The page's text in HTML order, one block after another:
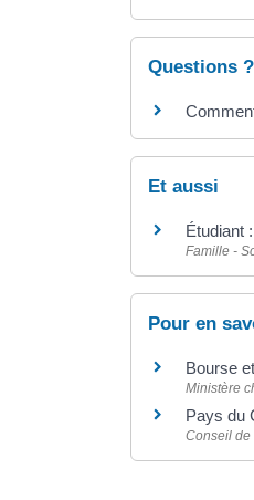
Questions
Et aussi
Étudiant
Famille -
Pour en
Bourse
Ministère
Pays du
Conseil de